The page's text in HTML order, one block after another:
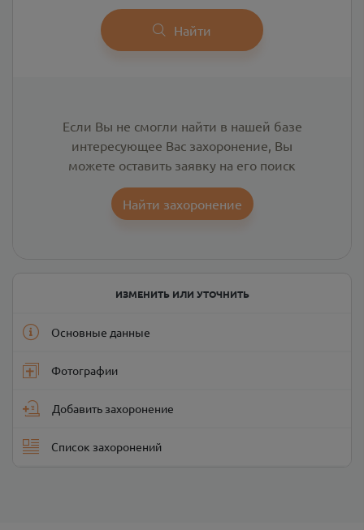
Найти
Если Вы не смогли найти в нашей базе
интересующее Вас захоронение, Вы
можете оставить заявку на его поиск
Найти захоронение
ИЗМЕНИТЬ ИЛИ УТОЧНИТЬ
Основные данные
Фотографии
Добавить захоронение
Список захоронений